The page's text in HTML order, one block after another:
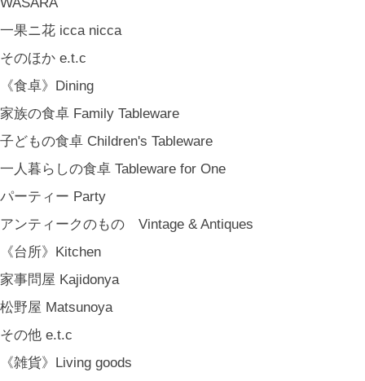
一果ニ花 icca nicca
そのほか e.t.c
《食卓》Dining
家族の食卓 Family Tableware
子どもの食卓 Children's Tableware
一人暮らしの食卓 Tableware for One
パーティー Party
アンティークのもの Vintage & Antiques
《台所》Kitchen
家事問屋 Kajidonya
松野屋 Matsunoya
その他 e.t.c
《雑貨》Living goods